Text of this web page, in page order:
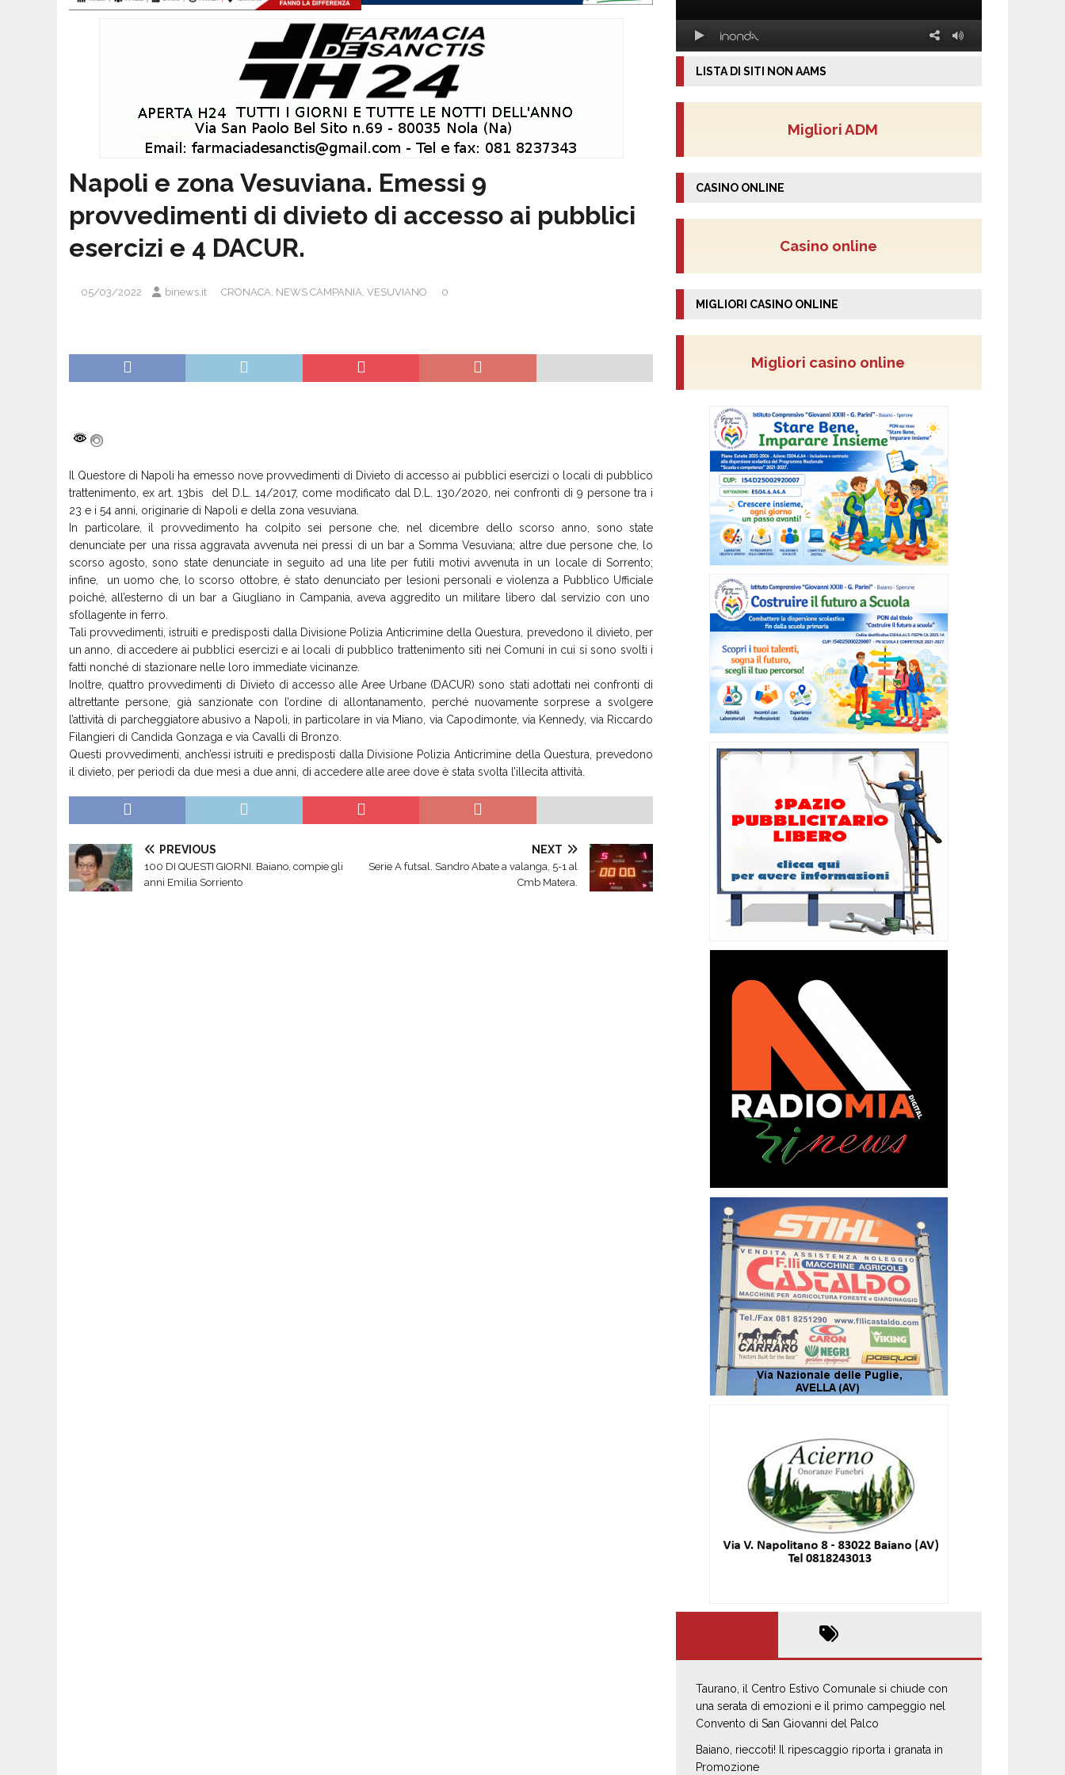
Napoli e zona Vesuviana. Emessi 9
provvedimenti di divieto di accesso ai pubblici
esercizi e 4 DACUR.
05/03/2022 binews.it CRONACA, NEWS CAMPANIA, VESUVIANO 0
Il Questore di Napoli ha emesso nove provvedimenti di Divieto di accesso ai pubblici esercizi o locali di pubblico
trattenimento, ex art. 13bis del D.L. 14/2017, come modificato dal D.L. 130/2020, nei confronti di 9 persone tra i
23 e i 54 anni, originarie di Napoli e della zona vesuviana.
In particolare, il provvedimento ha colpito sei persone che, nel dicembre dello scorso anno, sono state
denunciate per una rissa aggravata avvenuta nei pressi di un bar a Somma Vesuviana; altre due persone che, lo
scorso agosto, sono state denunciate in seguito ad una lite per futili motivi avvenuta in un locale di Sorrento;
infine, un uomo che, lo scorso ottobre, è stato denunciato per lesioni personali e violenza a Pubblico Ufficiale
poiché, all’esterno di un bar a Giugliano in Campania, aveva aggredito un militare libero dal servizio con uno
sfollagente in ferro.
Tali provvedimenti, istruiti e predisposti dalla Divisione Polizia Anticrimine della Questura, prevedono il divieto, per
un anno, di accedere ai pubblici esercizi e ai locali di pubblico trattenimento siti nei Comuni in cui si sono svolti i
fatti nonché di stazionare nelle loro immediate vicinanze.
Inoltre, quattro provvedimenti di Divieto di accesso alle Aree Urbane (DACUR) sono stati adottati nei confronti di
altrettante persone, già sanzionate con l’ordine di allontanamento, perché nuovamente sorprese a svolgere
l’attività di parcheggiatore abusivo a Napoli, in particolare in via Miano, via Capodimonte, via Kennedy, via Riccardo
Filangieri di Candida Gonzaga e via Cavalli di Bronzo.
Questi provvedimenti, anch’essi istruiti e predisposti dalla Divisione Polizia Anticrimine della Questura, prevedono
il divieto, per periodi da due mesi a due anni, di accedere alle aree dove è stata svolta l’illecita attività.
PREVIOUS
100 DI QUESTI GIORNI. Baiano, compie gli
anni Emilia Sorriento
NEXT
Serie A futsal. Sandro Abate a valanga, 5-1 al
Cmb Matera.
LISTA DI SITI NON AAMS
Migliori ADM
CASINO ONLINE
Casino online
MIGLIORI CASINO ONLINE
Migliori casino online
Taurano, il Centro Estivo Comunale si chiude con
una serata di emozioni e il primo campeggio nel
Convento di San Giovanni del Palco
Baiano, rieccoti! Il ripescaggio riporta i granata in
Promozione